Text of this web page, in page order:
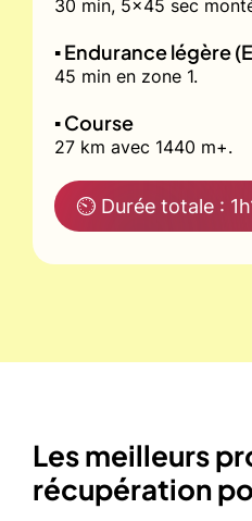
30 min, 5x45 sec
▪️ Endurance légère
45 min en zone 1.
▪️ Course
27 km avec 1440 m+.
⏲ Durée totale :
Les meilleurs
récupération